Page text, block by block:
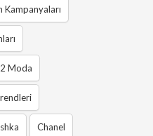
Kampanyaları
Moda
Chanel